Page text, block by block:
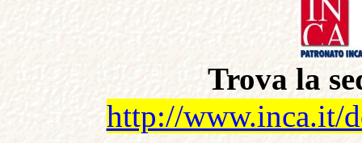
Trova la
http://www.inca.it/